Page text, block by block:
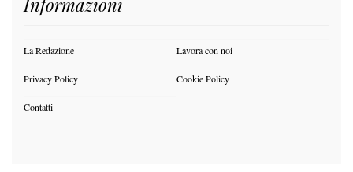
La Redazione Lavora con noi
Privacy Policy Cookie Policy
Contatti